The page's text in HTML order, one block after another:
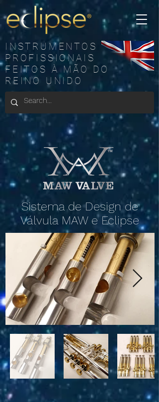
INSTRUMENTOS
PROFISSIONAIS
FEITOS À MÃO DO
REINO UNIDO
Sistema de Design de
Válvula MAW e Eclipse